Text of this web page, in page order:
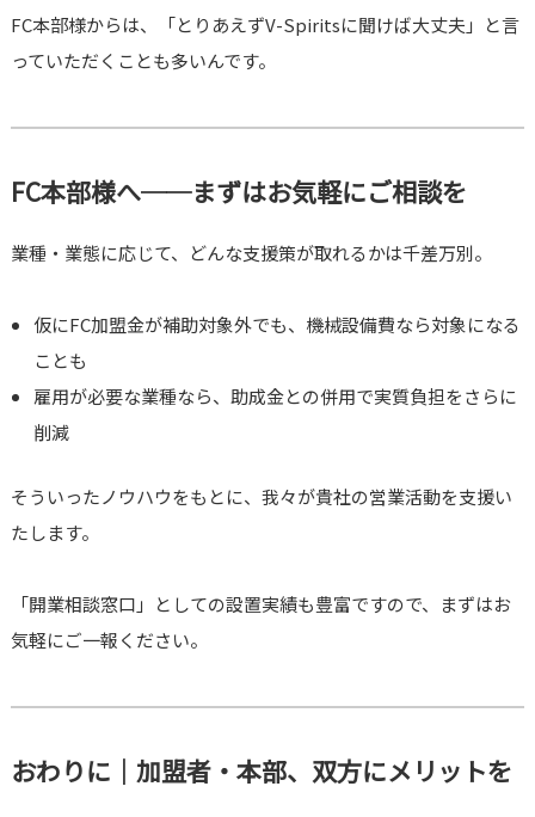
FC本部様からは、「とりあえずV-Spiritsに聞けば大丈夫」と言
っていただくことも多いんです。
FC本部様へ──まずはお気軽にご相談を
業種・業態に応じて、どんな支援策が取れるかは千差万別。
仮にFC加盟金が補助対象外でも、機械設備費なら対象になる
ことも
雇用が必要な業種なら、助成金との併用で実質負担をさらに
削減
そういったノウハウをもとに、我々が貴社の営業活動を支援い
たします。
「開業相談窓口」としての設置実績も豊富ですので、まずはお
気軽にご一報ください。
おわりに｜加盟者・本部、双方にメリットを